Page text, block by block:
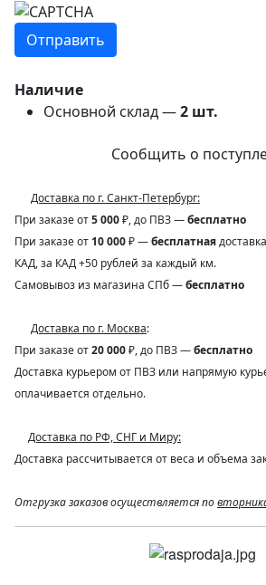
Наличие
Основной склад —2 шт.
Сообщить о
Доставка по г. Санкт-Петербург:
При заказе от5 000₽, до ПВЗ —бесплатно
При заказе от 10 000₽ —бесплатная
КАД, за КАД +50 рублей за каждый км.
Самовывоз из магазина СПб —бесплатно
Доставка по г. Москва:
При заказе от20 000₽, до ПВЗ —бесплатно
Доставка курьером от ПВЗ или напрямую
оплачивается отдельно.
Доставка по РФ, СНГ и Миру:
Доставка рассчитывается от веса и объема
Отгрузка заказов осуществляется по